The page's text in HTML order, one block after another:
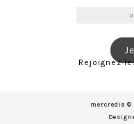
Rejoignez
mercredie ©